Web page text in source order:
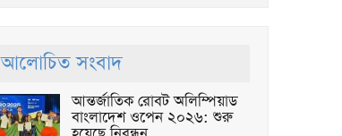
আলোচিত সংবাদ
আন্তর্জাতিক রোবট অলিম্পিয়াড
বাংলাদেশ ওপেন ২০২৬: শুরু